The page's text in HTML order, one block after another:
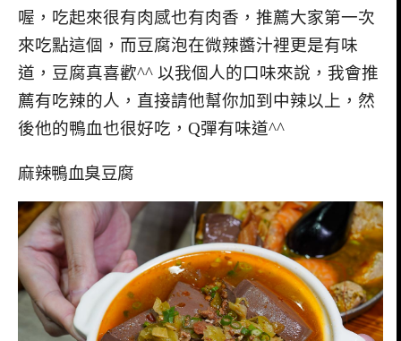
喔，吃起來很有肉感也有肉香，推薦大家第一次
來吃點這個，而豆腐泡在微辣醬汁裡更是有味
道，豆腐真喜歡^^ 以我個人的口味來說，我會推
薦有吃辣的人，直接請他幫你加到中辣以上，然
後他的鴨血也很好吃，Q彈有味道^^
麻辣鴨血臭豆腐